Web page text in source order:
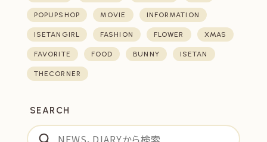
POPUPSHOP MOVIE INFORMATION
ISETANGIRL FASHION FLOWER XMAS
FAVORITE FOOD BUNNY ISETAN
THECORNER
SEARCH